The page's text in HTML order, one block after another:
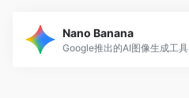
Nano Banana
Google推出的AI图像生成工具